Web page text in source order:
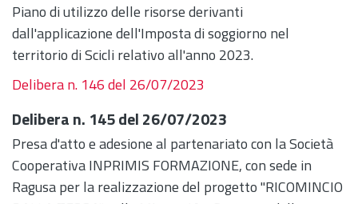
Piano di utilizzo delle risorse derivanti
dall'applicazione dell'Imposta di soggiorno nel
territorio di Scicli relativo all'anno 2023.
Delibera n. 146 del 26/07/2023
Delibera n. 145 del 26/07/2023
Presa d'atto e adesione al partenariato con la Società
Cooperativa INPRIMIS FORMAZIONE, con sede in
Ragusa per la realizzazione del progetto "RICOMINCIO